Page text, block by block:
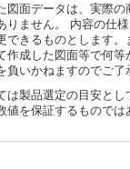
図面データは、実際の
りません。 内容の仕
できるものとします。
作成した図面等で何
負いかねますのでご了
は製品選定の目安とし
値を保証するものでは